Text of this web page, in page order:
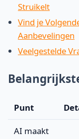
Struikelt
Vind je
Aanbevelingen
Veelgestelde
Punt
AI maakt